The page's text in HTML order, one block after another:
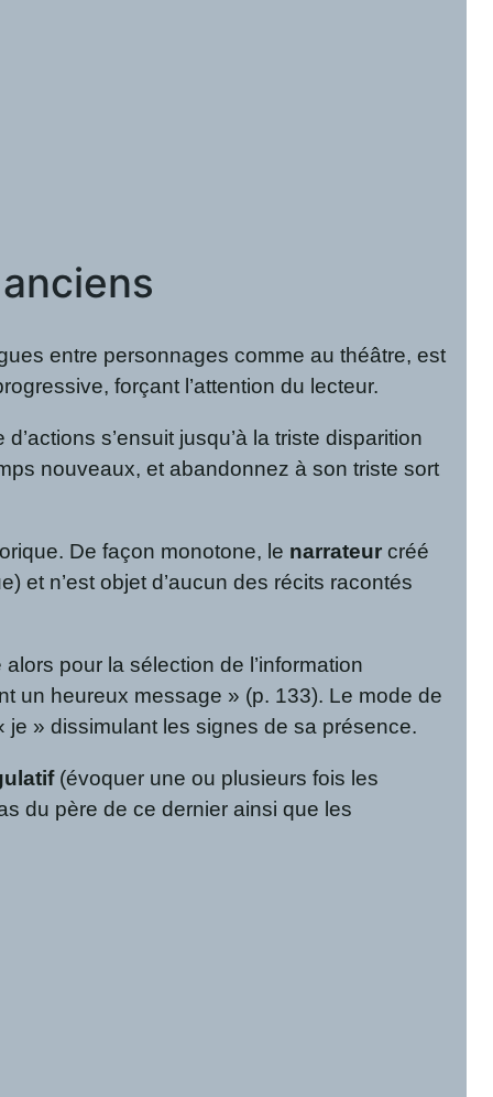
entre personnages comme au théâtre, est
forçant l’attention du lecteur.
s’ensuit jusqu’à la triste disparition
nouveaux, et abandonnez à son triste sort
De façon monotone, le narrateurcréé
et n’est objet d’aucun des récits racontés
pour la sélection de l’information
un heureux message » (p. 133). Le mode de
je » dissimulant les signes de sa présence.
(évoquer une ou plusieurs fois les
du père de ce dernier ainsi que les